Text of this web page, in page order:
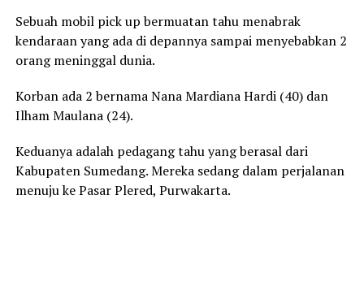
Sebuah mobil pick up bermuatan tahu menabrak
kendaraan yang ada di depannya sampai menyebabkan 2
orang meninggal dunia.
Korban ada 2 bernama Nana Mardiana Hardi (40) dan
Ilham Maulana (24).
Keduanya adalah pedagang tahu yang berasal dari
Kabupaten Sumedang. Mereka sedang dalam perjalanan
menuju ke Pasar Plered, Purwakarta.